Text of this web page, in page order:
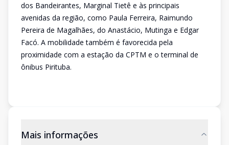
dos Bandeirantes, Marginal Tietê e às principais
avenidas da região, como Paula Ferreira, Raimundo
Pereira de Magalhães, do Anastácio, Mutinga e Edgar
Facó. A mobilidade também é favorecida pela
proximidade com a estação da CPTM e o terminal de
ônibus Pirituba.
Mais informações